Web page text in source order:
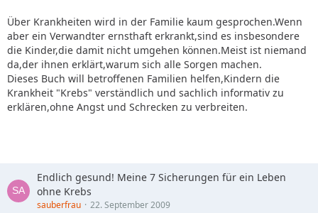
Über Krankheiten wird in der Familie kaum gesprochen.Wenn
aber ein Verwandter ernsthaft erkrankt,sind es insbesondere
die Kinder,die damit nicht umgehen können.Meist ist niemand
da,der ihnen erklärt,warum sich alle Sorgen machen.
Dieses Buch will betroffenen Familien helfen,Kindern die
Krankheit "Krebs" verständlich und sachlich informativ zu
erklären,ohne Angst und Schrecken zu verbreiten.
Endlich gesund! Meine 7 Sicherungen für ein Leben
ohne Krebs
sauberfrau 22. September 2009